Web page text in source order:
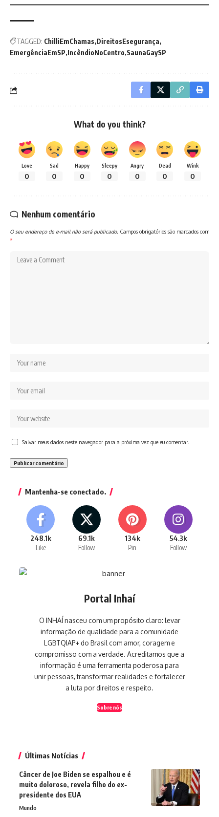
TAGGED: ChilliEmChamas DireitosEsegurança
EmergênciaEmSP IncêndioNoCentro SaunaGaySP
What do you think?
Love
0
Sad
0
Happy
0
Sleepy
0
Angry
0
Dead
0
Wink
0
Nenhum comentário
O seu endereço de e-mail não será publicado. Campos obrigatórios são marcados com
*
Salvar meus dados neste navegador para a próxima vez que eu comentar.
Mantenha-se conectado.
248.1k
Like
69.1k
Follow
134k
Pin
54.3k
Follow
Portal Inhaí
O INHAÍ nasceu com um propósito claro: levar
informação de qualidade para a comunidade
LGBTQIAP+ do Brasil com amor, coragem e
compromisso com a verdade. Acreditamos que a
informação é uma ferramenta poderosa para
unir pessoas, transformar realidades e fortalecer
a luta por direitos e respeito.
Sobre nós
Últimas Notícias
Câncer de Joe Biden se espalhou e é
muito doloroso, revela filho do ex-
presidente dos EUA
Mundo